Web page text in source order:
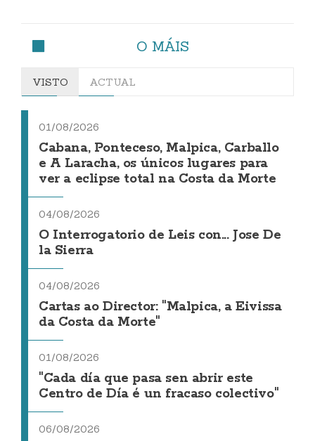
O MÁIS
VISTO ACTUAL
01/08/2026
Cabana, Ponteceso, Malpica, Carballo
e A Laracha, os únicos lugares para
ver a eclipse total na Costa da Morte
04/08/2026
O Interrogatorio de Leis con... Jose De
la Sierra
04/08/2026
Cartas ao Director: "Malpica, a Eivissa
da Costa da Morte"
01/08/2026
"Cada día que pasa sen abrir este
Centro de Día é un fracaso colectivo"
06/08/2026